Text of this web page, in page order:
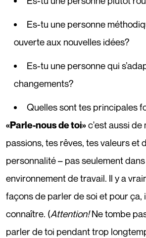
Es-tu une personne
ouverte aux nouvelles idées?
Es-tu une personne qui
changements?
Quelles sont tes principales
«Parle-nous de toi»c'est aussi de
passions, tes rêves, tes valeurs et
personnalité – pas seulement
environnement de travail. Il y a
façons de parler de soi et pour ça,
connaître. (Attention!Ne tombe
parler de toi pendant trop